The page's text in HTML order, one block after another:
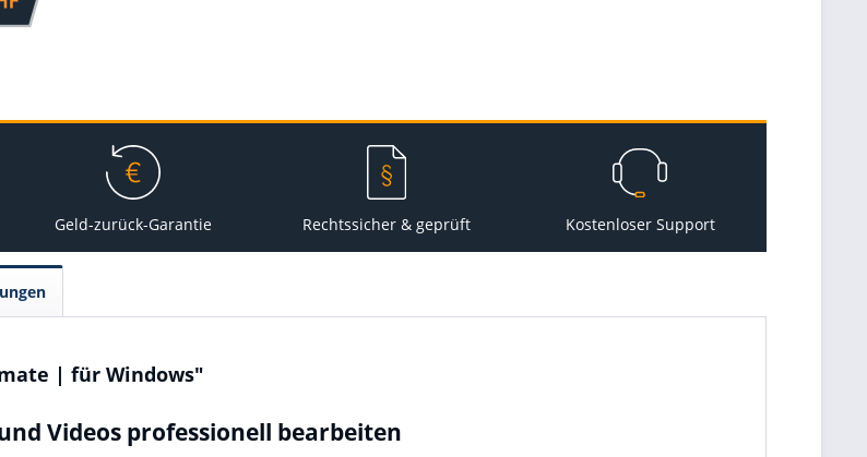
Geld-zurück-Garantie Rechtssicher & geprüft Kostenloser Support
| für Windows"
Videos professionell bearbeiten